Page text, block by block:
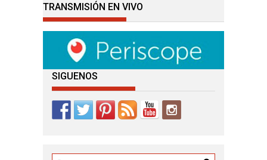
TRANSMISIÓN EN VIVO
SIGUENOS